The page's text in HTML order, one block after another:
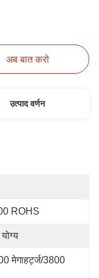
अब बात करो
उत्पाद वर्णन
ROHS
मेगाहर्ट्ज/3800